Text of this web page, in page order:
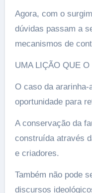
Agora, com o
dúvidas passam a
mecanismos de
UMA LIÇÃO QUE
O caso da
oportunidade para
A conservação da
construída através
e criadores.
Também não pode
discursos